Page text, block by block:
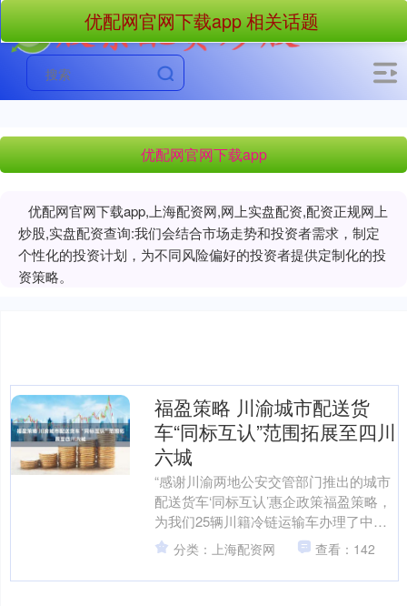
优配网官网下载app
优配网官网下载app,上海配资网,网上实盘配资,配资正规网上
炒股,实盘配资查询:我们会结合市场走势和投资者需求，制定
个性化的投资计划，为不同风险偏好的投资者提供定制化的投
资策略。
优配网官网下载app 相关话题
福盈策略 川渝城市配送货
车“同标互认”范围拓展至四川
六城
“感谢川渝两地公安交管部门推出的城市
配送货车‘同标互认’惠企政策福盈策略，
为我们25辆川籍冷链运输车办理了中心
城区货车通行证！”近日，重庆市公安局
交管总队收到一....
分类：上海配资网 查看：142